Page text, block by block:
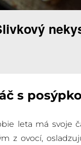
s
leta má svoje
z ovocí,